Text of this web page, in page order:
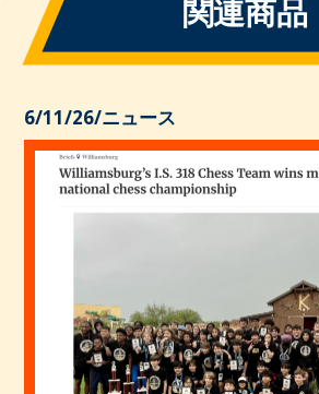
関連商品
6/11/26/ニュース